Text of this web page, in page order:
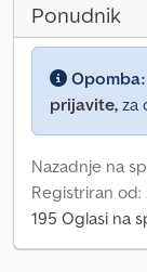
Ponudnik
Opomba:
prijavite, za
Nazadnje na
Registriran od:
195 Oglasi na